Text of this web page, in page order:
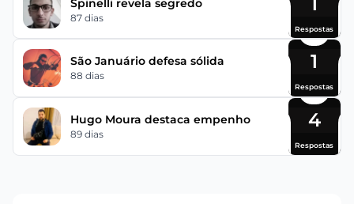
Spinelli revela segredo
87 dias
Respostas
São Januário defesa sólida
88 dias
1
Respostas
Hugo Moura destaca empenho
89 dias
4
Respostas